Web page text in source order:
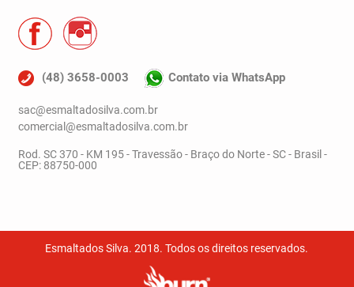
(48) 3658-0003 Contato via WhatsApp
sac@esmaltadosilva.com.br
comercial@esmaltadosilva.com.br
Rod. SC 370 - KM 195 - Travessão - Braço do Norte - SC - Brasil -
CEP: 88750-000
Esmaltados Silva. 2018. Todos os direitos reservados.